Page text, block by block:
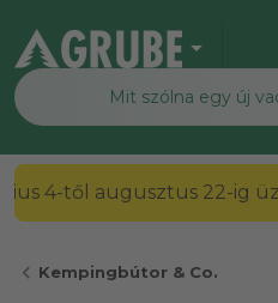
arrow_drop_down
4-től augusztus 22-ig
chevron_left Kempingbútor & Co.